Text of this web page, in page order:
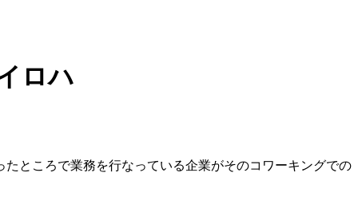
ロハ
ところで業務を行なっている企業がそのコワーキングでの